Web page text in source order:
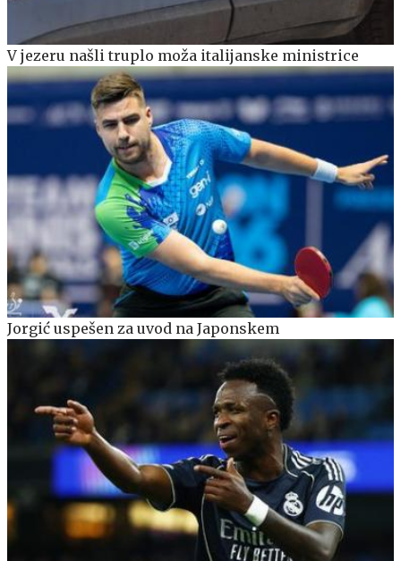
V jezeru našli truplo moža italijanske ministrice
Jorgić uspešen za uvod na Japonskem